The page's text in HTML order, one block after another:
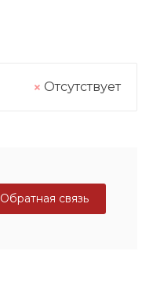
Отсутствует
Обратная связь